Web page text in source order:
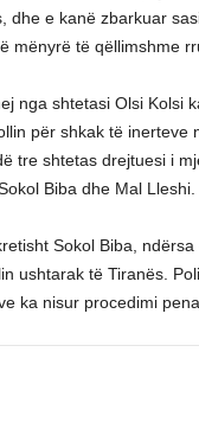
dhe e kanë zbarkuar
mënyrë të qëllimshme
nga shtetasi Olsi Kolsi
për shkak të inerteve
tre shtetas drejtuesi i
Biba dhe Mal Lleshi.
Sokol Biba,
ushtarak të Tiranës.
ka nisur procedimi